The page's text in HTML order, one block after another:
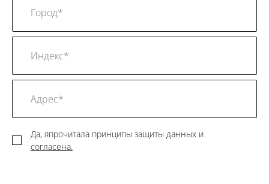
Да, япрочитала принципы защиты данных и
согласена.